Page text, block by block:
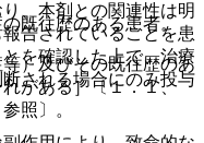
既往歴のある患者。
）及びその既往歴のあ
がある］〔１．１、
照〕。
、本剤との関連性は明
告されていることを患
を確認した上で、治療
される場合にのみ投与